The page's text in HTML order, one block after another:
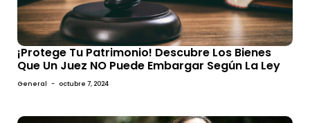
¡Protege Tu Patrimonio! Descubre Los Bienes
Que Un Juez NO Puede Embargar Según La Ley
General - octubre 7, 2024